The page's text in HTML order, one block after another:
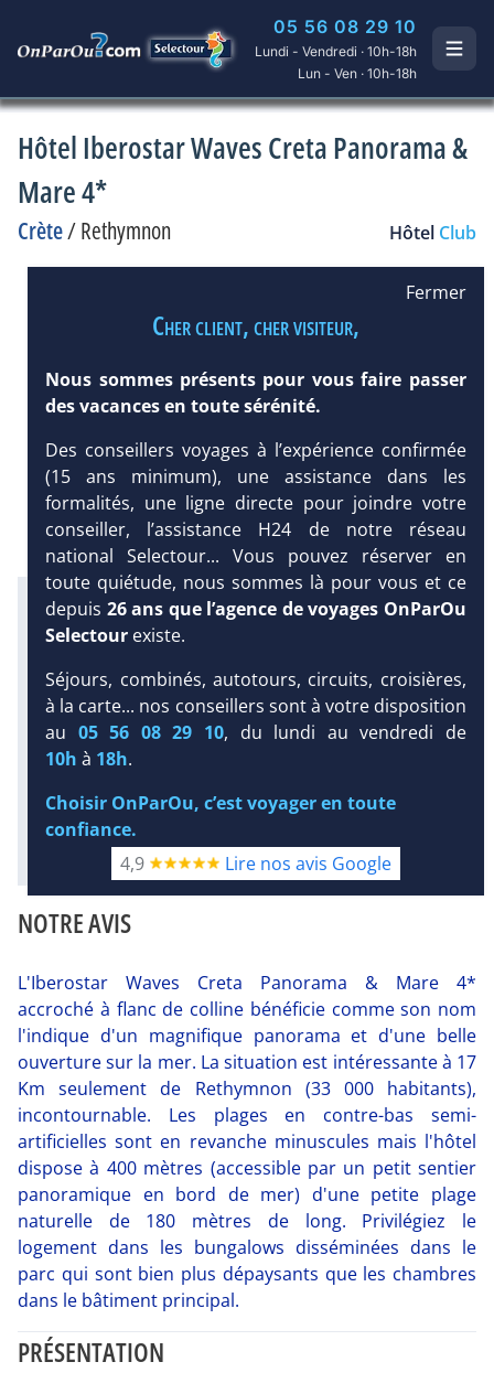
05 56 08 29 10
Lundi - Vendredi · 10h-18h
Lun - Ven · 10h-18h
Hôtel Iberostar Waves Creta Panorama &
Mare 4*
Crète/Rethymnon Hôtel Club
DEMANDE
D’INFORMATIONS
Infos météo :
26 °C
20 mm
Infos plages :
Dist.Distance:
400 m
Long. Longueur
180 m
Équipement :
454
Tx
Plongée sous-marine :
Détails
Diaporama
NOTRE AVIS
L'Iberostar Waves Creta Panorama & Mare 4*
accroché à flanc de colline bénéficie comme son nom
l'indique d'un magnifique panorama et d'une belle
ouverture sur la mer. La situation est intéressante à 17
Km seulement de Rethymnon (33 000 habitants),
incontournable. Les plages en contre-bas semi-
artificielles sont en revanche minuscules mais l'hôtel
dispose à 400 mètres (accessible par un petit sentier
panoramique en bord de mer) d'une petite plage
naturelle de 180 mètres de long. Privilégiez le
logement dans les bungalows disséminées dans le
parc qui sont bien plus dépaysants que les chambres
dans le bâtiment principal.
PRÉSENTATION
Fermer
Cher client, cher visiteur,
Nous sommes présents pour vous faire passer
des vacances en toute sérénité.
Des conseillers voyages à l’expérience confirmée
(15 ans minimum), une assistance dans les
formalités, une ligne directe pour joindre votre
conseiller, l’assistance H24 de notre réseau
national Selectour... Vous pouvez réserver en
toute quiétude, nous sommes là pour vous et ce
depuis 26 ans que l’agence de voyages OnParOu
Selectour existe.
Séjours, combinés, autotours, circuits, croisières,
à la carte... nos conseillers sont à votre disposition
au 05 56 08 29 10, du lundi au vendredi de
10h à 18h.
Choisir OnParOu, c’est voyager en toute
confiance.
4,9
Lire nos avis Google